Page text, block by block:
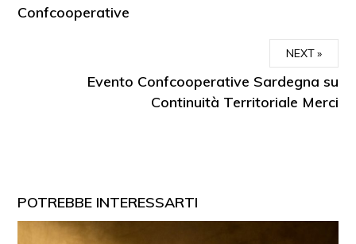
Confcooperative
NEXT
Evento Confcooperative Sardegna su
Continuità Territoriale Merci
POTREBBE INTERESSARTI